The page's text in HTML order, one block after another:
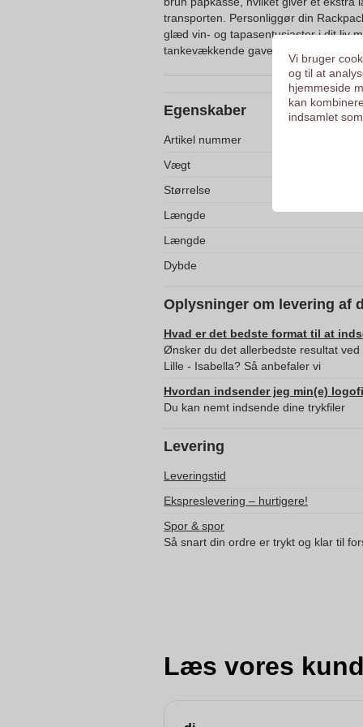
transporten. Personliggør din
glæd vin- og tapasentusiaster i dit liv
tankevækkende gave.
Egenskaber
Artikel nummer
Vægt
Størrelse
Længde
Længde
Dybde
Oplysninger om levering af
Hvad er det bedste format til at
Ønsker du det allerbedste resultat
Lille - Isabella? Så anbefaler vi
Hvordan indsender jeg min(e)
Du kan nemt indsende dine trykfiler
Levering
Leveringstid
Ekspreslevering – hurtigere!
Spor & spor
Så snart din ordre er trykt og klar til
Læs vores
Vi bruger
og til at
hjemmeside
kan
indsamlet